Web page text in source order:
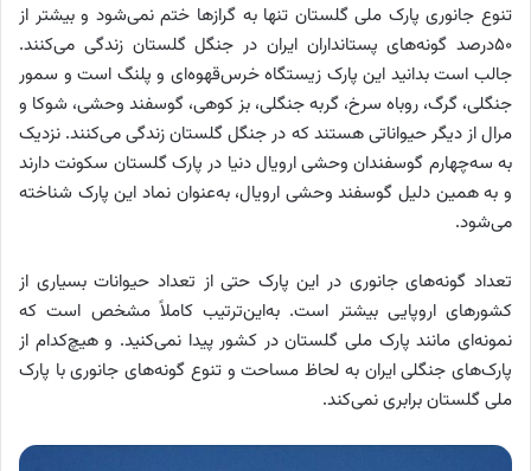
تنوع جانوری پارک ملی گلستان تنها به گرازها ختم نمی‌شود و بیشتر از
۵۰درصد گونه‌های پستانداران ایران در جنگل گلستان زندگی می‌کنند.
جالب است بدانید این پارک زیستگاه خرس‌قهوه‌ای و پلنگ است و سمور
جنگلی، گرگ، روباه سرخ، گربه جنگلی، بز کوهی، گوسفند وحشی، شوکا و
مرال از دیگر حیواناتی هستند که در جنگل گلستان زندگی می‌کنند. نزدیک
به سه‌چهارم گوسفندان وحشی ارویال دنیا در پارک گلستان سکونت دارند
و به همین دلیل گوسفند وحشی ارویال، به‌عنوان نماد این پارک شناخته
می‌شود.
تعداد گونه‌‌های جانوری در این پارک حتی از تعداد حیوانات بسیاری از
کشورهای اروپایی بیشتر است. به‌این‌ترتیب کاملاً مشخص است که
نمونه‌ای مانند پارک ملی گلستان در کشور پیدا نمی‌کنید. و هیچ‌کدام از
پارک‌های جنگلی ایران به لحاظ مساحت و تنوع گونه‌‌های جانوری با پارک
ملی گلستان برابری نمی‌کند.